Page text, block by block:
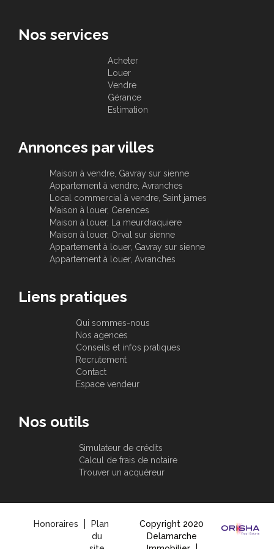
Nos services
Acheter
Louer
Vendre
Gérance
Estimation
Annonces par villes
Maison à vendre, Gavray sur sienne
Appartement à vendre, Avranches
Local commercial à vendre, Saint james
Maison à louer, Cerences
Maison à louer, La meurdraquiere
Maison à louer, Orval sur sienne
Appartement à louer, Gavray sur sienne
Appartement à louer, Avranches
Liens pratiques
Qui sommes-nous
Nos agences
Conseils et infos pratiques
Recrutement
Contact
Espace vendeur
Nos outils
Simulateur de crédits
Calcul de frais de notaire
Trouver un acquéreur
Honoraires
Plan
du
Copyright 2020
Delamarche